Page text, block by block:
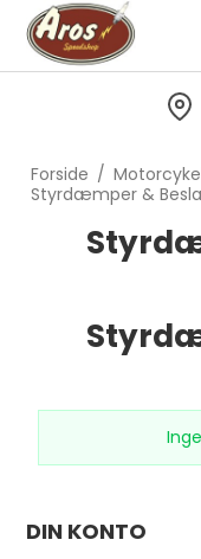
Forside /
Styrdæmper &
DIN KONTO